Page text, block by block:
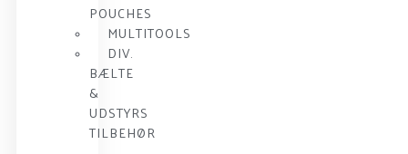
POUCHES
MULTITOOLS
DIV.
BÆLTE
&
UDSTYRS
TILBEHØR